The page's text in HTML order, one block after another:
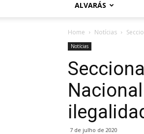
ALVARÁS
Home Notícias
Notícias
7 de julho de 2020